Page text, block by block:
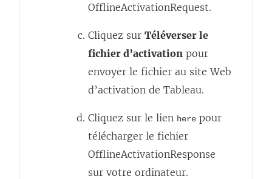
’
o
u
v
r
d
n
OfflineActivationRequest.
Cliquez sur Téléverser le
fichier d’activation pour
envoyer le fichier au site Web
d’activation de Tableau.
Cliquez sur le lien here pour
télécharger le fichier
OfflineActivationResponse
sur votre ordinateur.